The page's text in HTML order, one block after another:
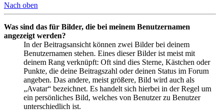
Nach oben
Was sind das für Bilder, die bei meinem Benutzernamen
angezeigt werden?
In der Beitragsansicht können zwei Bilder bei deinem
Benutzernamen stehen. Eines dieser Bilder ist meist mit
deinem Rang verknüpft: Oft sind dies Sterne, Kästchen oder
Punkte, die deine Beitragszahl oder deinen Status im Forum
angeben. Das andere, meist größere, Bild wird auch als
„Avatar“ bezeichnet. Es handelt sich hierbei in der Regel um
ein persönliches Bild, welches von Benutzer zu Benutzer
unterschiedlich ist.